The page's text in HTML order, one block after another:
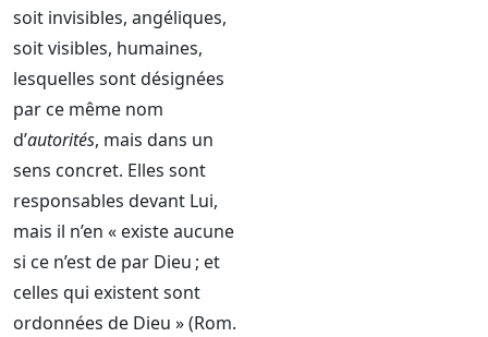
soit invisibles, angéliques,
soit visibles, humaines,
lesquelles sont désignées
par ce même nom
d’autorités, mais dans un
sens concret. Elles sont
responsables devant Lui,
mais il n’en « existe aucune
si ce n’est de par Dieu ; et
celles qui existent sont
ordonnées de Dieu » (Rom.